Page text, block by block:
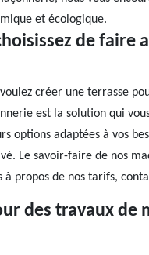
et écologique.
de faire
créer une terrasse
est la solution qui
options adaptées à vos
Le savoir-faire de nos
propos de nos tarifs,
des travaux de